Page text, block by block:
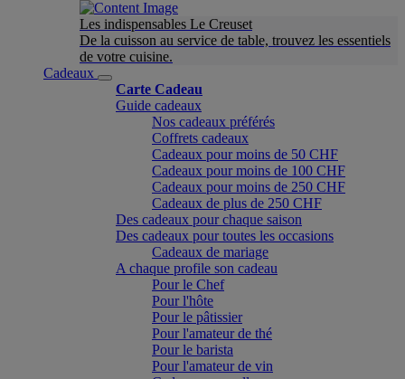
Les indispensables Le Creuset
De la cuisson au service de table, trouvez les essentiels
de votre cuisine.
Cadeaux
Carte Cadeau
Guide cadeaux
Nos cadeaux préférés
Coffrets cadeaux
Cadeaux pour moins de 50 CHF
Cadeaux pour moins de 100 CHF
Cadeaux pour moins de 250 CHF
Cadeaux de plus de 250 CHF
Des cadeaux pour chaque saison
Des cadeaux pour toutes les occasions
Cadeaux de mariage
A chaque profile son cadeau
Pour le Chef
Pour l'hôte
Pour le pâtissier
Pour l'amateur de thé
Pour le barista
Pour l'amateur de vin